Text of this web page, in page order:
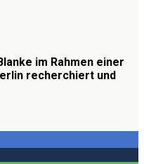
im Rahmen einer
recherchiert und